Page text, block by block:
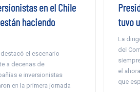
en el Chile
haciendo
el escenario
a decenas de
e inversionistas
en la primera jornada
tuvo
La
del
el
que